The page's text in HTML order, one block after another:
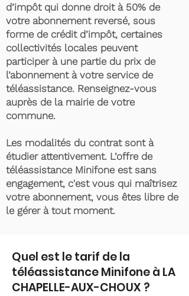
d’impôt qui donne droit à 50% de
votre abonnement reversé, sous
forme de crédit d’impôt, certaines
collectivités locales peuvent
participer à une partie du prix de
l’abonnement à votre service de
téléassistance. Renseignez-vous
auprès de la mairie de votre
commune.
Les modalités du contrat sont à
étudier attentivement. L’offre de
téléassistance Minifone est sans
engagement, c'est vous qui maîtrisez
votre abonnement, vous êtes libre de
le gérer à tout moment.
Quel est le tarif de la
téléassistance Minifone à LA
CHAPELLE-AUX-CHOUX ?